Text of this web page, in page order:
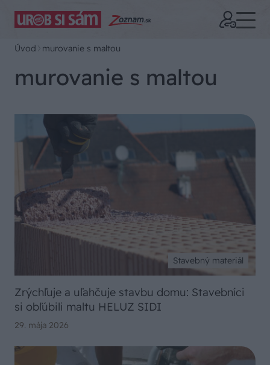
Úvod murovanie s maltou
murovanie s maltou
Stavebný materiál
Zrýchľuje a uľahčuje stavbu domu: Stavebníci
si obľúbili maltu HELUZ SIDI
29. mája 2026